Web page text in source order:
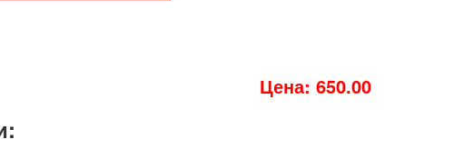
Цена: 650.00